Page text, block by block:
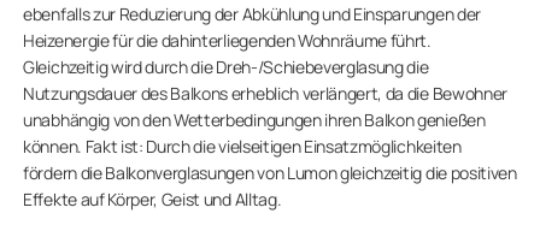
ebenfalls zur Reduzierung der Abkühlung und Einsparungen der
Heizenergie für die dahinterliegenden Wohnräume führt.
Gleichzeitig wird durch die Dreh-/Schiebeverglasung die
Nutzungsdauer des Balkons erheblich verlängert, da die Bewohner
unabhängig von den Wetterbedingungen ihren Balkon genießen
können. Fakt ist: Durch die vielseitigen Einsatzmöglichkeiten
fördern die Balkonverglasungen von Lumon gleichzeitig die positiven
Effekte auf Körper, Geist und Alltag.